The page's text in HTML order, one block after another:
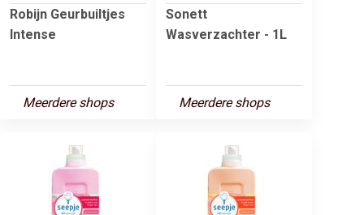
Robijn Geurbuiltjes
Intense
Meerdere shops
Sonett
Wasverzachter - 1L
Meerdere shops